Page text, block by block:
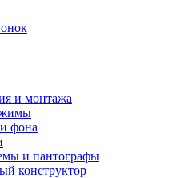
и монтажа
фона
и пантографы
конструктор